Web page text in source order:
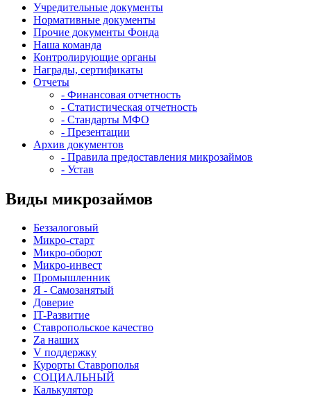
Учредительные документы
Нормативные документы
Прочие документы Фонда
Наша команда
Контролирующие органы
Награды, сертификаты
Отчеты
- Финансовая отчетность
- Статистическая отчетность
- Стандарты МФО
- Презентации
Архив документов
- Правила предоставления микрозаймов
- Устав
Виды микрозаймов
Беззалоговый
Микро-старт
Микро-оборот
Микро-инвест
Промышленник
Я - Самозанятый
Доверие
IT-Развитие
Ставропольское качество
Za наших
V поддержку
Курорты Ставрополья
СОЦИАЛЬНЫЙ
Калькулятор